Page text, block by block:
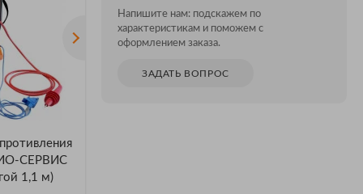
СЕРВИС
1,1 м)
Напишите нам: подскажем по
характеристикам и поможем с
оформлением заказа.
ЗАДАТЬ ВОПРОС